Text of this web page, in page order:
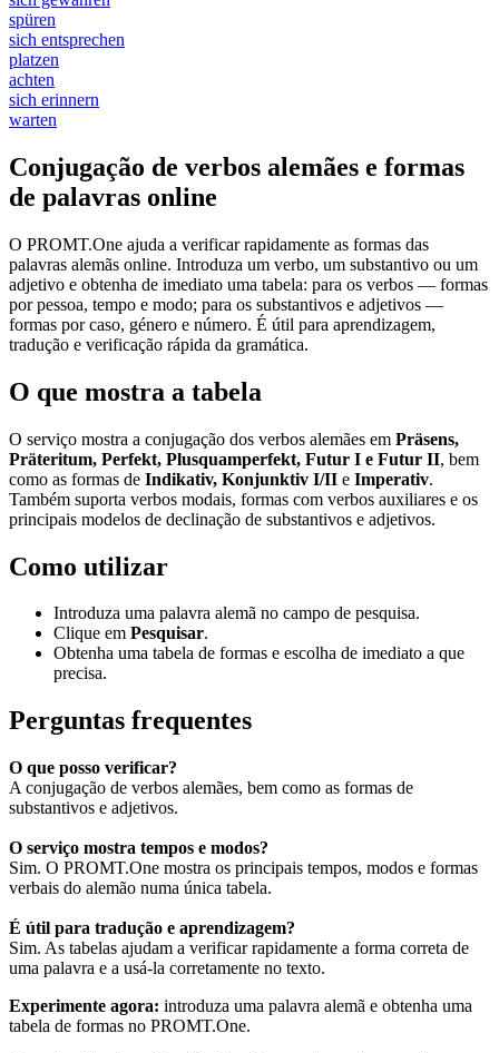
spüren
sich entsprechen
platzen
achten
sich erinnern
warten
Conjugação de verbos alemães e formas
de palavras online
O PROMT.One ajuda a verificar rapidamente as formas das
palavras alemãs online. Introduza um verbo, um substantivo ou um
adjetivo e obtenha de imediato uma tabela: para os verbos — formas
por pessoa, tempo e modo; para os substantivos e adjetivos —
formas por caso, género e número. É útil para aprendizagem,
tradução e verificação rápida da gramática.
O que mostra a tabela
O serviço mostra a conjugação dos verbos alemães em Präsens,
Präteritum, Perfekt, Plusquamperfekt, Futur I e Futur II, bem
como as formas de Indikativ, Konjunktiv I/II e Imperativ.
Também suporta verbos modais, formas com verbos auxiliares e os
principais modelos de declinação de substantivos e adjetivos.
Como utilizar
Introduza uma palavra alemã no campo de pesquisa.
Clique em Pesquisar.
Obtenha uma tabela de formas e escolha de imediato a que
precisa.
Perguntas frequentes
O que posso verificar?
A conjugação de verbos alemães, bem como as formas de
substantivos e adjetivos.
O serviço mostra tempos e modos?
Sim. O PROMT.One mostra os principais tempos, modos e formas
verbais do alemão numa única tabela.
É útil para tradução e aprendizagem?
Sim. As tabelas ajudam a verificar rapidamente a forma correta de
uma palavra e a usá-la corretamente no texto.
Experimente agora: introduza uma palavra alemã e obtenha uma
tabela de formas no PROMT.One.